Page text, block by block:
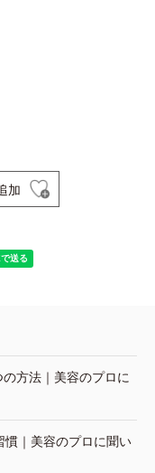
加
方法｜美容のプロに
慣｜美容のプロに聞い